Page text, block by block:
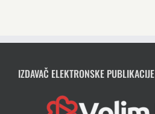
IZDAVAČ ELEKTRONSKE PUBLIKACIJE